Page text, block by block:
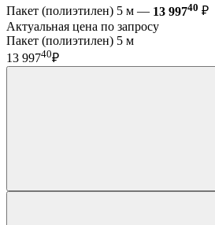
Пакет (полиэтилен) 5 м — 13 99740 ₽
Актуальная цена по запросу
Пакет (полиэтилен) 5 м
13 99740₽